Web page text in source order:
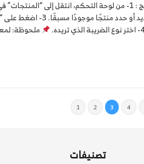
خطوات اضافة سعر الضريبة علي المنتج : 1- من لوحة التحكم، انتقل إلى
2- اضغط على “إدراج” لإضافة منتج جديد أو
ملحوظة:
1 2 3 4
تصنيفات